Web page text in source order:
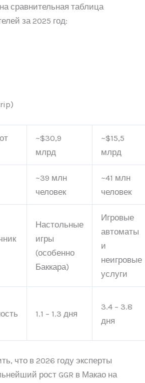
сравнительная таблица
за 2025 год:
~$30,9
млрд
~$15,5
млрд
~39 млн
человек
~41 млн
человек
Настольные
игры
(особенно
Баккара)
Игровые
автоматы
и
неигровые
услуги
1.1 – 1.3 дня
3.4 – 3.8
дня
что в 2026 году эксперты
рост GGR в Макао на